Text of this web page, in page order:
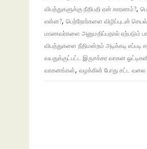
விபத்துகளுக்கு நீதிபதி ஏன் காரணம்?,
என்ன?, பெற்றோர்களை விழிப்புடன்
மாணவர்களை அனுமதிப்பதால் ஏற்படும்
விபத்துகளை நீதிமன்றம் அடிக்கடி எப்படி
வயதுக்குட்பட்ட இருசக்கர வாகன
வாகனங்கள், வழக்கின் போது சட்ட வலை